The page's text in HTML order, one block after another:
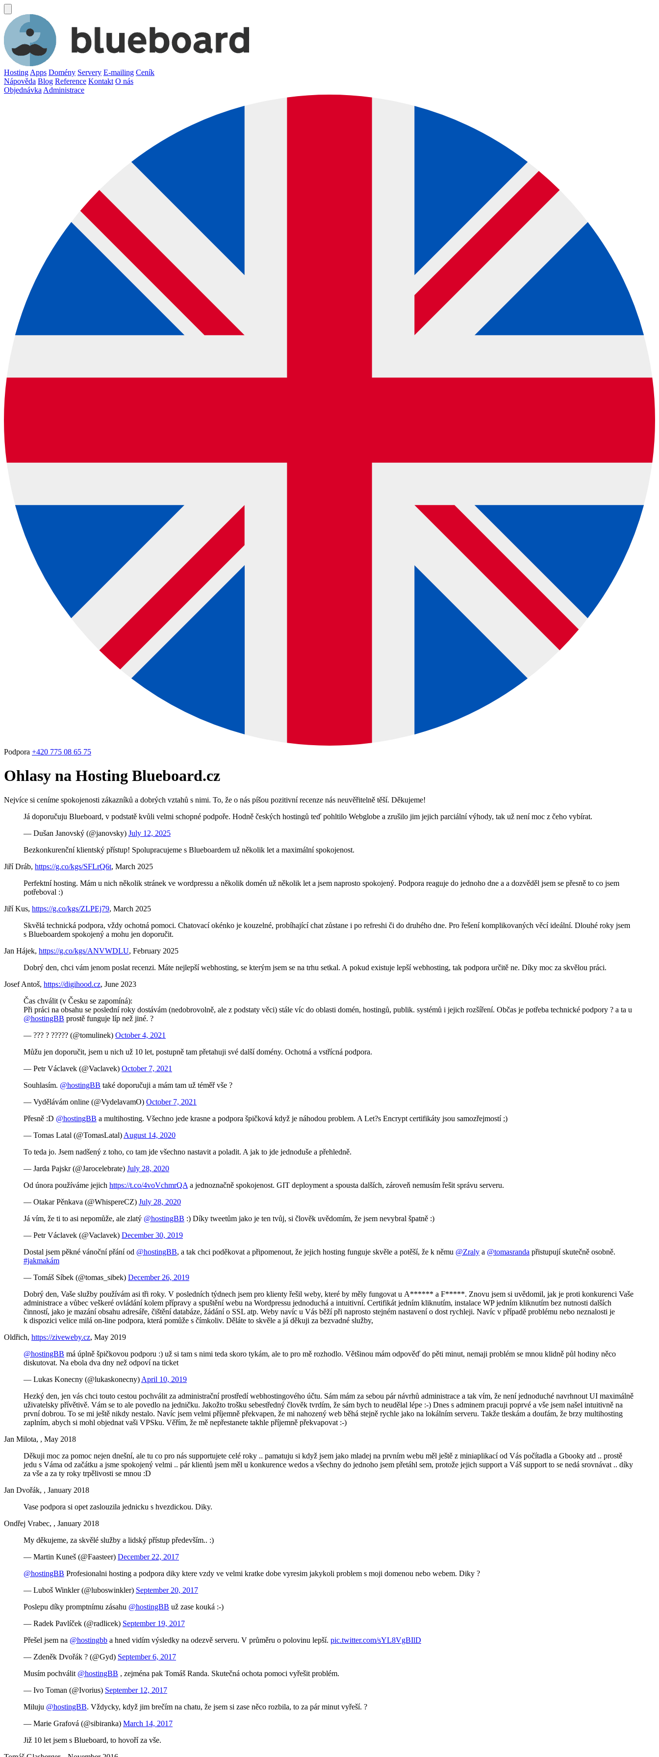
Hosting Apps Domény Servery E-mailing Ceník
Nápověda Blog Reference Kontakt O nás
Objednávka Administrace
Podpora +420 775 08 65 75
Ohlasy na Hosting Blueboard.cz
Nejvíce si ceníme spokojenosti zákazníků a dobrých vztahů s nimi. To, že o nás píšou pozitivní recenze nás neuvěřitelně těší. Děkujeme!
Já doporučuju Blueboard, v podstatě kvůli velmi schopné podpoře. Hodně českých hostingů teď pohltilo Webglobe a zrušilo jim jejich parciální výhody, tak už není moc z čeho vybírat.
— Dušan Janovský (@janovsky) July 12, 2025
Bezkonkurenční klientský přístup! Spolupracujeme s Blueboardem už několik let a maximální spokojenost.
Jiří Dráb, https://g.co/kgs/SFLrQ6t, March 2025
Perfektní hosting. Mám u nich několik stránek ve wordpressu a několik domén už několik let a jsem naprosto spokojený. Podpora reaguje do jednoho dne a a dozvěděl jsem se přesně to co jsem
potřeboval :)
Jiří Kus, https://g.co/kgs/ZLPEj79, March 2025
Skvělá technická podpora, vždy ochotná pomoci. Chatovací okénko je kouzelné, probíhající chat zůstane i po refreshi či do druhého dne. Pro řešení komplikovaných věcí ideální. Dlouhé roky jsem
s Blueboardem spokojený a mohu jen doporučit.
Jan Hájek, https://g.co/kgs/ANVWDLU, February 2025
Dobrý den, chci vám jenom poslat recenzi. Máte nejlepší webhosting, se kterým jsem se na trhu setkal. A pokud existuje lepší webhosting, tak podpora určitě ne. Díky moc za skvělou práci.
Josef Antoš, https://digihood.cz, June 2023
Čas chválit (v Česku se zapomíná):
Při práci na obsahu se poslední roky dostávám (nedobrovolně, ale z podstaty věci) stále víc do oblasti domén, hostingů, publik. systémů i jejich rozšíření. Občas je potřeba technické podpory ? a ta u
@hostingBB prostě funguje líp než jiné. ?
— ??? ? ????? (@tomulinek) October 4, 2021
Můžu jen doporučit, jsem u nich už 10 let, postupně tam přetahuji své další domény. Ochotná a vstřícná podpora.
— Petr Václavek (@Vaclavek) October 7, 2021
Souhlasím. @hostingBB také doporučuji a mám tam už téměř vše ?
— Vydělávám online (@VydelavamO) October 7, 2021
Přesně :D @hostingBB a multihosting. Všechno jede krasne a podpora špičková když je náhodou problem. A Let?s Encrypt certifikáty jsou samozřejmostí ;)
— Tomas Latal (@TomasLatal) August 14, 2020
To teda jo. Jsem nadšený z toho, co tam jde všechno nastavit a poladit. A jak to jde jednoduše a přehledně.
— Jarda Pajskr (@Jarocelebrate) July 28, 2020
Od února používáme jejich https://t.co/4voVchmrQA a jednoznačně spokojenost. GIT deployment a spousta dalších, zároveň nemusím řešit správu serveru.
— Otakar Pěnkava (@WhispereCZ) July 28, 2020
Já vím, že ti to asi nepomůže, ale zlatý @hostingBB :) Díky tweetům jako je ten tvůj, si člověk uvědomím, že jsem nevybral špatně :)
— Petr Václavek (@Vaclavek) December 30, 2019
Dostal jsem pěkné vánoční přání od @hostingBB, a tak chci poděkovat a připomenout, že jejich hosting funguje skvěle a potěší, že k němu @Zraly a @tomasranda přistupují skutečně osobně.
#jakmakám
— Tomáš Síbek (@tomas_sibek) December 26, 2019
Dobrý den, Vaše služby používám asi tři roky. V posledních týdnech jsem pro klienty řešil weby, které by měly fungovat u A****** a F*****. Znovu jsem si uvědomil, jak je proti konkurenci Vaše
administrace a vůbec veškeré ovládání kolem přípravy a spuštění webu na Wordpressu jednoduchá a intuitivní. Certifikát jedním kliknutím, instalace WP jedním kliknutím bez nutnosti dalších
činností, jako je mazání obsahu adresáře, čištění databáze, žádání o SSL atp. Weby navíc u Vás běží při naprosto stejném nastavení o dost rychleji. Navíc v případě problému nebo neznalosti je
k dispozici velice milá on-line podpora, která pomůže s čímkoliv. Děláte to skvěle a já děkuji za bezvadné služby,
Oldřich, https://ziveweby.cz, May 2019
@hostingBB má úplně špičkovou podporu :) už si tam s nimi teda skoro tykám, ale to pro mě rozhodlo. Většinou mám odpověď do pěti minut, nemaji problém se mnou klidně půl hodiny něco
diskutovat. Na ebola dva dny než odpoví na ticket
— Lukas Konecny (@lukaskonecny) April 10, 2019
Hezký den, jen vás chci touto cestou pochválit za administrační prostředí webhostingového účtu. Sám mám za sebou pár návrhů administrace a tak vím, že není jednoduché navrhnout UI maximálně
uživatelsky přívětivě. Vám se to ale povedlo na jedničku. Jakožto trošku sebestředný člověk tvrdím, že sám bych to neudělal lépe :-) Dnes s adminem pracuji poprvé a vše jsem našel intuitivně na
první dobrou. To se mi ještě nikdy nestalo. Navíc jsem velmi příjemně překvapen, že mi nahozený web běhá stejně rychle jako na lokálním serveru. Takže tleskám a doufám, že brzy multihosting
zaplním, abych si mohl objednat vaši VPSku. Věřím, že mě nepřestanete takhle příjemně překvapovat :-)
Jan Milota, , May 2018
Děkuji moc za pomoc nejen dnešní, ale tu co pro nás supportujete celé roky .. pamatuju si když jsem jako mladej na prvním webu měl ještě z miniaplikací od Vás počítadla a Gbooky atd .. prostě
jedu s Váma od začátku a jsme spokojený velmi .. pár klientů jsem měl u konkurence wedos a všechny do jednoho jsem přetáhl sem, protože jejich support a Váš support to se nedá srovnávat .. díky
za vše a za ty roky trpělivosti se mnou :D
Jan Dvořák, , January 2018
Vase podpora si opet zaslouzila jednicku s hvezdickou. Diky.
Ondřej Vrabec, , January 2018
My děkujeme, za skvělé služby a lidský přístup především.. :)
— Martin Kuneš (@Faasteer) December 22, 2017
@hostingBB Profesionalni hosting a podpora diky ktere vzdy ve velmi kratke dobe vyresim jakykoli problem s moji domenou nebo webem. Diky ?
— Luboš Winkler (@luboswinkler) September 20, 2017
Poslepu díky promptnímu zásahu @hostingBB už zase kouká :-)
— Radek Pavlíček (@radlicek) September 19, 2017
Přešel jsem na @hostingbb a hned vidím výsledky na odezvě serveru. V průměru o polovinu lepší. pic.twitter.com/sYL8VgBIlD
— Zdeněk Dvořák ? (@Gyd) September 6, 2017
Musím pochválit @hostingBB , zejména pak Tomáš Randa. Skutečná ochota pomoci vyřešit problém.
— Ivo Toman (@Ivorius) September 12, 2017
Miluju @hostingBB. Vždycky, když jim brečím na chatu, že jsem si zase něco rozbila, to za pár minut vyřeší. ?
— Marie Grafová (@sibiranka) March 14, 2017
Již 10 let jsem s Blueboard, to hovoří za vše.